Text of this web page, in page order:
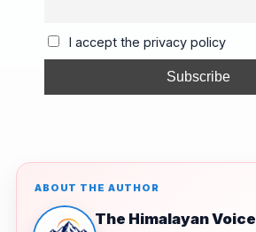
o
o
k
s
m n
k
I accept the privacy policy
ABOUT THE AUTHOR
The Himalayan Voice